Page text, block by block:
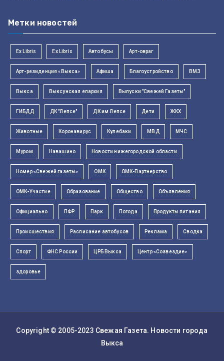
Метки новостей
Ex Libris Ex Libris Автобусы Арт-овраг
Арт-резиденция «Выкса» Афиша Благоустройство ВМЗ
Выкса Выксунская епархия Выпуски "Свежей Газеты"
ГИБДД ДК "Лепсе" ДК им Лепсе Дети ЖКХ
Животные Коронавирус Кулебаки МВД МЧС
Муром Навашино Новости нижегородской области
Номер «Свежей газеты» ОМК ОМК-Партнерство
ОМК-Участие Образование Общество Объявления
Официально ПФР Парк Погода Продукты питания
Происшествия Расписание автобусов Реклама Сводка
Спорт ФНС России ЦРБ Выкса Центр «Созвездие»
здоровье
Copyright © 2005-2023 Свежая Газета. Новости города
Выкса